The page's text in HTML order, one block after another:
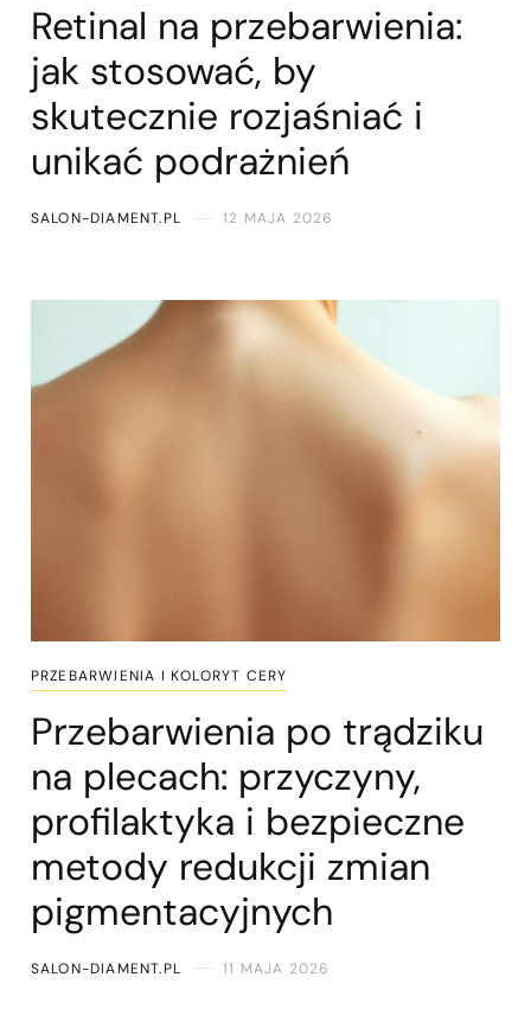
Retinal na przebarwienia:
jak stosować, by
skutecznie rozjaśniać i
unikać podrażnień
SALON-DIAMENT.PL 12 MAJA 2026
PRZEBARWIENIA I KOLORYT CERY
Przebarwienia po trądziku
na plecach: przyczyny,
profilaktyka i bezpieczne
metody redukcji zmian
pigmentacyjnych
SALON-DIAMENT.PL 11 MAJA 2026